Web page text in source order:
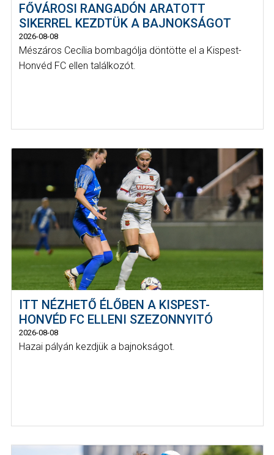
FŐVÁROSI RANGADÓN ARATOTT
SIKERREL KEZDTÜK A BAJNOKSÁGOT
2026-08-08
Mészáros Cecília bombagólja döntötte el a Kispest-
Honvéd FC ellen találkozót.
ITT NÉZHETŐ ÉLŐBEN A KISPEST-
HONVÉD FC ELLENI SZEZONNYITÓ
2026-08-08
Hazai pályán kezdjük a bajnokságot.